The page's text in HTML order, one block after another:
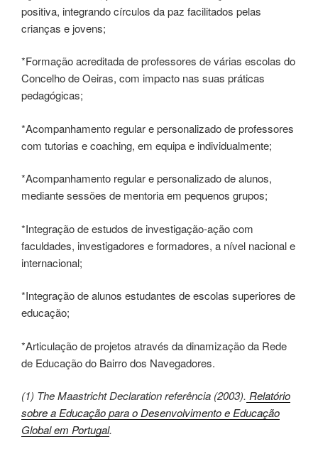
positiva, integrando círculos da paz facilitados pelas
crianças e jovens;
*Formação acreditada de professores de várias escolas do
Concelho de Oeiras, com impacto nas suas práticas
pedagógicas;
*Acompanhamento regular e personalizado de professores
com tutorias e coaching, em equipa e individualmente;
*Acompanhamento regular e personalizado de alunos,
mediante sessões de mentoria em pequenos grupos;
*Integração de estudos de investigação-ação com
faculdades, investigadores e formadores, a nível nacional e
internacional;
*Integração de alunos estudantes de escolas superiores de
educação;
*Articulação de projetos através da dinamização da Rede
de Educação do Bairro dos Navegadores.
(1) The Maastricht Declaration referência (2003). Relatório
sobre a Educação para o Desenvolvimento e Educação
Global em Portugal.